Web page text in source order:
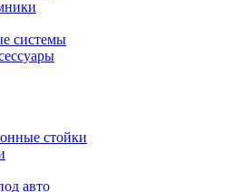
системы
стойки
авто